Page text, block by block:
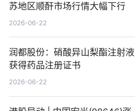
苏地区顺酐市场行情大幅下行
2026-06-22
润都股份：硝酸异山梨酯注射液
获得药品注册证书
2026-06-22